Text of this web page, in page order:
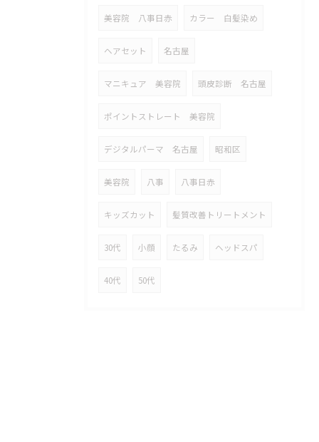
美容院 八事日赤 カラー 白髪染め
ヘアセット 名古屋
マニキュア 美容院 頭皮診断 名古屋
ポイントストレート 美容院
デジタルパーマ 名古屋 昭和区
美容院 八事 八事日赤
キッズカット 髪質改善トリートメント
30代 小顔 たるみ ヘッドスパ
40代 50代